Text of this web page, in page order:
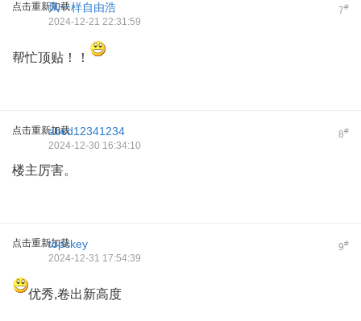
点击重新加载 7#
风一样自由浩
2024-12-21 22:31:59
帮忙顶贴！！
点击重新加载 8#
abcd12341234
2024-12-30 16:34:10
楼主厉害。
点击重新加载 9#
topckey
2024-12-31 17:54:39
优秀,卷出新高度